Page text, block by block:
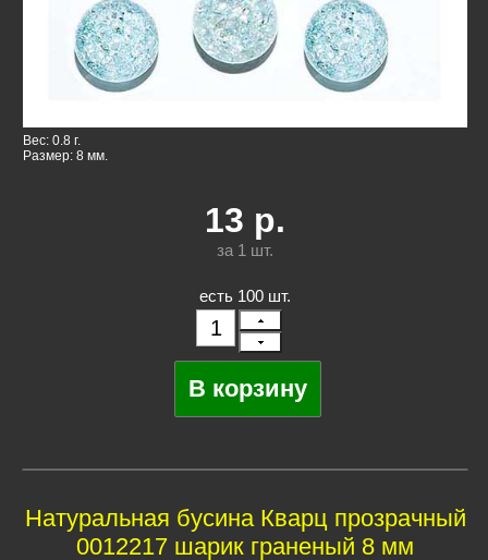
Вес: 0.8 г.
Размер: 8 мм.
13 р.
за 1 шт.
есть 100 шт.
Натуральная бусина Кварц прозрачный
0012217 шарик граненый 8 мм